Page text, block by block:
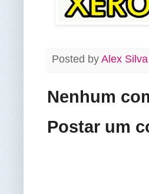
Posted by Alex
Nenhum
Postar um